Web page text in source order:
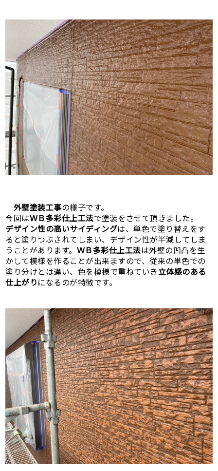
外壁塗装工事の様子です。
今回はＷＢ多彩仕上工法で塗装をさせて頂きました。
デザイン性の高いサイディングは、単色で塗り替えをす
ると塗りつぶされてしまい、デザイン性が半減してしま
うことがあります。 ＷＢ多彩仕上工法は外壁の凹凸を生
かして模様を作ることが出来ますので、従来の単色での
塗り分けとは違い、色を模様で重ねていき立体感のある
仕上がりになるのが特徴です。